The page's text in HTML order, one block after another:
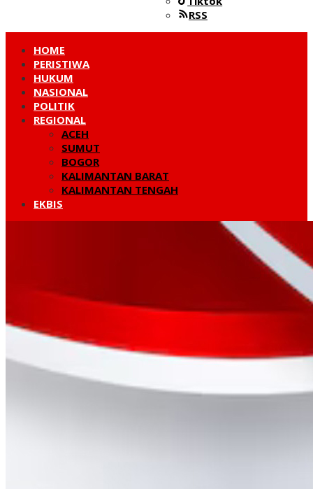
RSS
HOME
PERISTIWA
HUKUM
NASIONAL
POLITIK
REGIONAL
ACEH
SUMUT
BOGOR
KALIMANTAN BARAT
KALIMANTAN TENGAH
EKBIS